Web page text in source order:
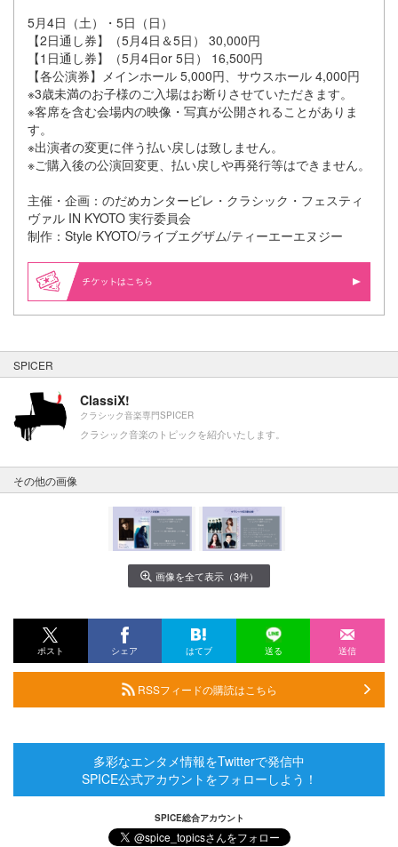
5月4日（土）・5日（日）
【2日通し券】（5月4日＆5日） 30,000円
【1日通し券】（5月4日or 5日） 16,500円
【各公演券】メインホール 5,000円、サウスホール 4,000円
※3歳未満のお子様のご入場はお断りさせていただきます。
※客席を含む会場内の映像・写真が公開されることがありま
す。
※出演者の変更に伴う払い戻しは致しません。
※ご購入後の公演回変更、払い戻しや再発行等はできません。
主催・企画：のだめカンタービレ・クラシック・フェスティ
ヴァル IN KYOTO 実行委員会
制作：Style KYOTO/ライブエグザム/ティーエーエヌジー
はこちら
SPICER
ClassiX!
クラシック音楽専門SPICER
クラシック音楽のトピックを紹介いたします。
その他の画像
画像を全て表示（3件）
ポスト シェア はてブ 送る 送信
RSSフィードの購読はこちら
多彩なエンタメ情報をTwitterで発信中
SPICE公式アカウントをフォローしよう！
SPICE総合アカウント